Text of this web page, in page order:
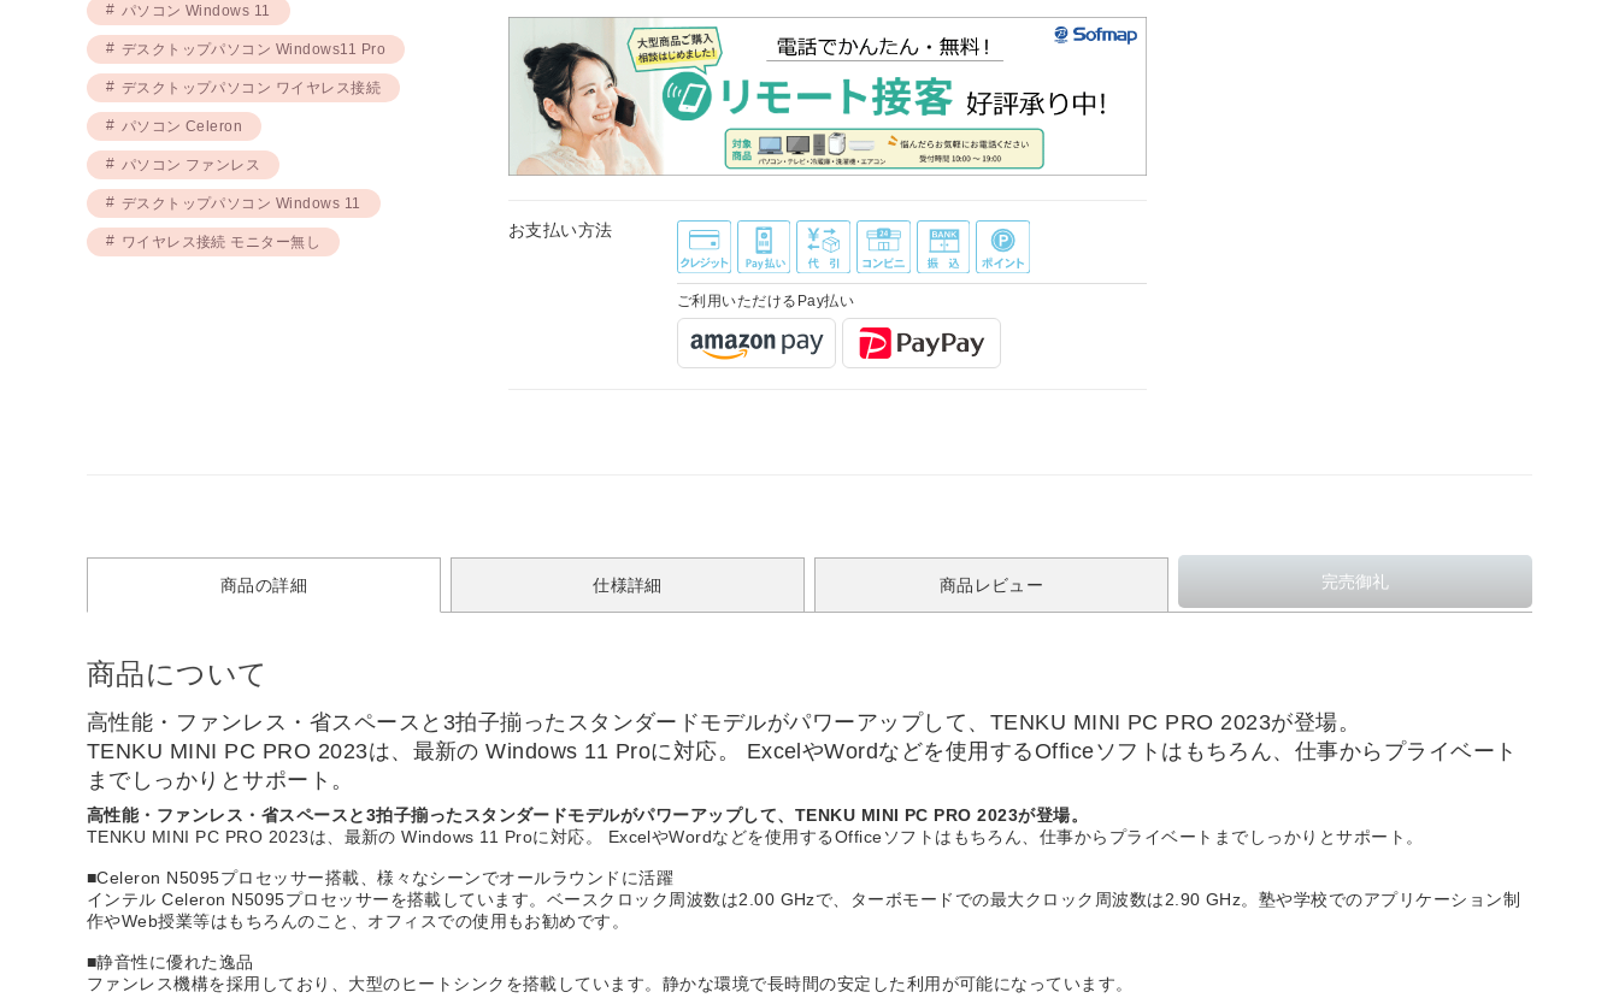
お支払い方法
ご利用いただけるPay払い
パソコン Windows 11
デスクトップパソコン Windows11 Pro
デスクトップパソコン ワイヤレス接続
パソコン Celeron
パソコン ファンレス
デスクトップパソコン Windows 11
ワイヤレス接続 モニター無し
商品の詳細 仕様詳細 商品レビュー
商品について
高性能・ファンレス・省スペースと3拍子揃ったスタンダードモデルがパワーアップして、TENKU MINI PC PRO 2023が登場。
TENKU MINI PC PRO 2023は、最新の Windows 11 Proに対応。 ExcelやWordなどを使用するOfficeソフトはもちろん、仕事からプライベート
までしっかりとサポート。
高性能・ファンレス・省スペースと3拍子揃ったスタンダードモデルがパワーアップして、TENKU MINI PC PRO 2023が登場。
TENKU MINI PC PRO 2023は、最新の Windows 11 Proに対応。 ExcelやWordなどを使用するOfficeソフトはもちろん、仕事からプライベートまでしっかりとサポート。
■Celeron N5095プロセッサー搭載、様々なシーンでオールラウンドに活躍
インテル Celeron N5095プロセッサーを搭載しています。ベースクロック周波数は2.00 GHzで、ターボモードでの最大クロック周波数は2.90 GHz。塾や学校でのアプリケーション制
作やWeb授業等はもちろんのこと、オフィスでの使用もお勧めです。
■静音性に優れた逸品
ファンレス機構を採用しており、大型のヒートシンクを搭載しています。静かな環境で長時間の安定した利用が可能になっています。